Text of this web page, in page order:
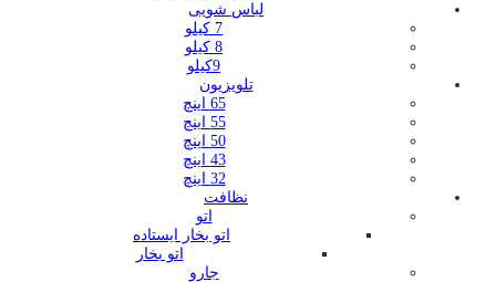
لباس شویی
7 کیلو
8 کیلو
9کیلو
تلویزیون
65 اینچ
55 اینچ
50 اینچ
43 اینچ
32 اینچ
نظافت
اتو
اتو بخار ایستاده
اتو بخار
جارو